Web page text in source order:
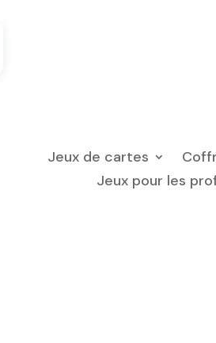
Jeux de cartes
Jeux pour les